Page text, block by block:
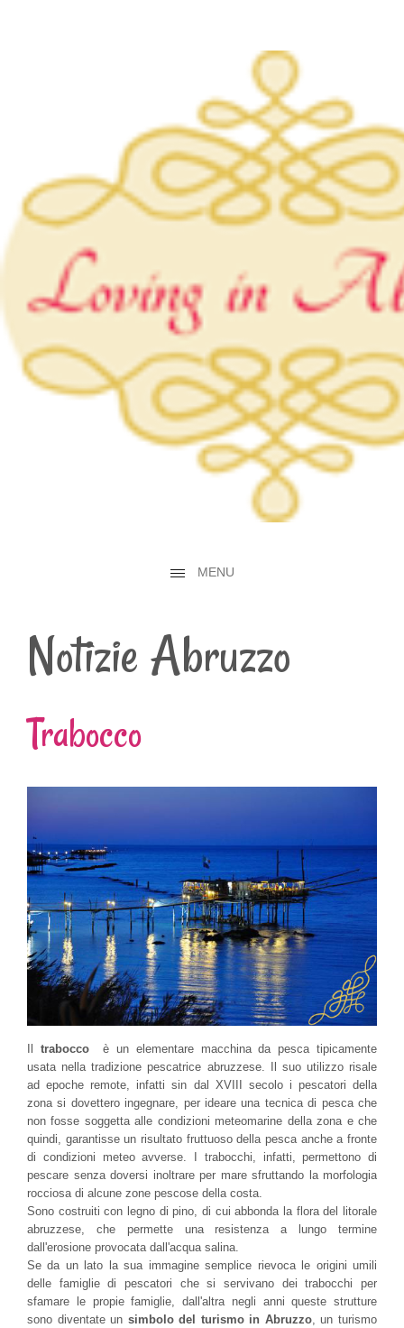
MENU
Notizie Abruzzo
Trabocco
trabocco
è un elementare macchina da pesca tipicamente
usata nella tradizione pescatrice abruzzese. Il suo utilizzo risale
ad epoche remote, infatti sin dal XVIII secolo i pescatori della
zona si dovettero ingegnare, per ideare una tecnica di pesca che
non fosse soggetta alle condizioni meteomarine della zona e che
quindi, garantisse un risultato fruttuoso della pesca anche a fronte
di condizioni meteo avverse. I trabocchi, infatti, permettono di
pescare senza doversi inoltrare per mare sfruttando la morfologia
rocciosa di alcune zone pescose della costa.
Sono costruiti con legno di pino, di cui abbonda la flora del litorale
abruzzese, che permette una resistenza a lungo termine
dall'erosione provocata dall'acqua salina.
Se da un lato la sua immagine semplice rievoca le origini umili
delle famiglie di pescatori che si servivano dei trabocchi per
sfamare le propie famiglie, dall'altra negli anni queste strutture
sono diventateun simbolo del turismo in Abruzzo, un turismo